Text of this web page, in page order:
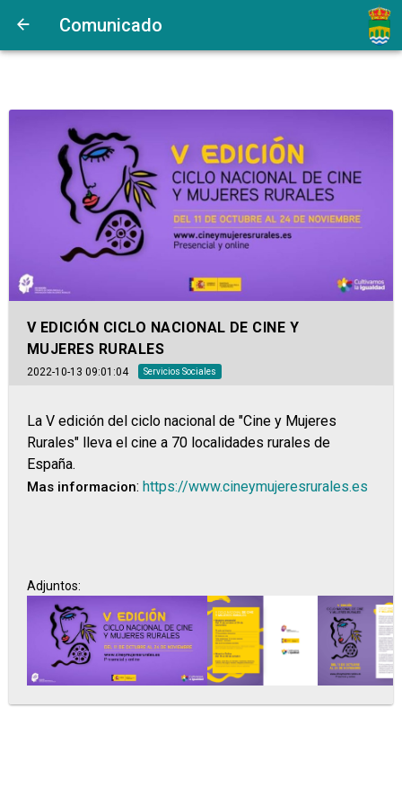
Comunicado
V EDICIÓN CICLO NACIONAL DE CINE Y
MUJERES RURALES
2022-10-13 09:01:04 Servicios Sociales
La V edición del ciclo nacional de "Cine y Mujeres
Rurales" lleva el cine a 70 localidades rurales de
España.
Mas informacion: https://www.cineymujeresrurales.es
Adjuntos: